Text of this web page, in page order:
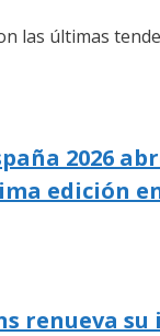
las últimas
2026
edición
renueva su